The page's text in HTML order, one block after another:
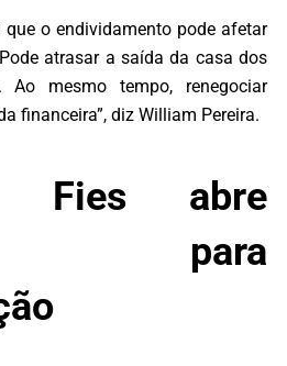
que o endividamento pode afetar
atrasar a saída da casa dos
mesmo tempo, renegociar
financeira”, diz William Pereira.
Fies abre
para